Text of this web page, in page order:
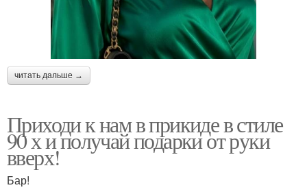
читать дальше →
Приходи к нам в прикиде в стиле
90 х и получай подарки от руки
вверх!
Бар!